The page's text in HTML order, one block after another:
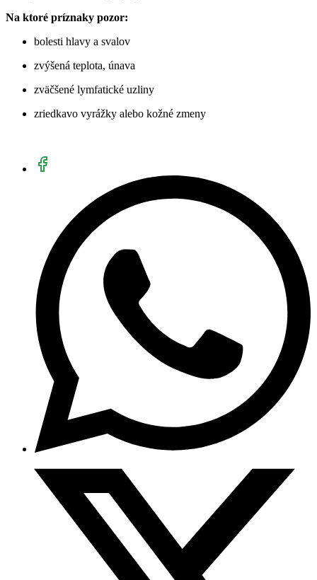
Na ktoré príznaky pozor:
bolesti hlavy a svalov
zvýšená teplota, únava
zväčšené lymfatické uzliny
zriedkavo vyrážky alebo kožné zmeny